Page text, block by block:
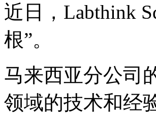
近日，Labthink
根”。
马来西亚分公司
领域的技术和经